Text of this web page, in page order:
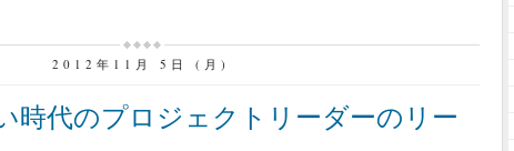
2012年11月 5日 (月)
時代のプロジェクトリーダーのリー